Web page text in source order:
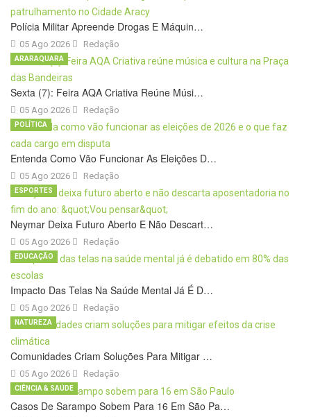
Polícia Militar Apreende Drogas E Máquin…
05 Ago 2026 Redação
Sexta (7): Feira AQA Criativa Reúne Músi…
05 Ago 2026
ARARAQUARA
Redação
Entenda Como Vão Funcionar As Eleições D…
05 Ago 2026
POLÍTICA
Redação
Neymar Deixa Futuro Aberto E Não Descart…
05 Ago 2026
ESPORTES
Redação
Impacto Das Telas Na Saúde Mental Já É D…
05 Ago 2026
EDUCAÇÃO
Redação
Comunidades Criam Soluções Para Mitigar …
05 Ago 2026
NATUREZA
Redação
Casos De Sarampo Sobem Para 16 Em São Pa…
CIÊNCIA & SAÚDE